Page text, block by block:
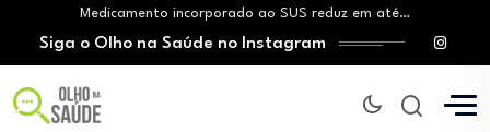
Medicamento incorporado ao SUS reduz em até…
Lei prorroga uso do FGTS em hospitais…
Brasil registra alta taxa de diagnósticos tardios…
Agosto Branco: crescimento do uso de cigarros…
Aleitamento materno: Salvador amplia ações de incentivo…
Siga o Olho na Saúde no Instagram